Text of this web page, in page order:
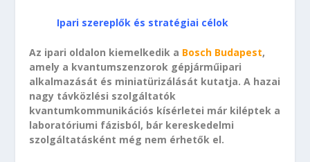
Ipari szereplők és stratégiai célok
Az ipari oldalon kiemelkedik a Bosch Budapest,
amely a kvantumszenzorok gépjárműipari
alkalmazását és miniatürizálását kutatja. A hazai
nagy távközlési szolgáltatók
kvantumkommunikációs kísérletei már kiléptek a
laboratóriumi fázisból, bár kereskedelmi
szolgáltatásként még nem érhetők el.